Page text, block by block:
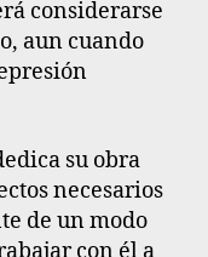
considerarse
aun cuando
su obra
necesarios
de un modo
con él a